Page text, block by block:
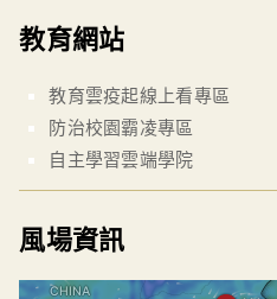
教育網站
教育雲疫起線上看專區
防治校園霸凌專區
自主學習雲端學院
風場資訊